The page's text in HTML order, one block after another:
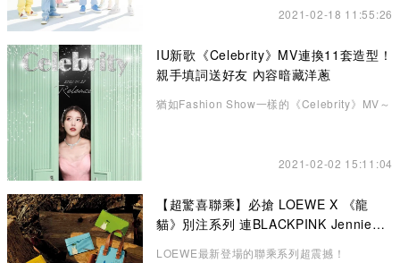
2021-02-18 11:55:26
IU新歌《Celebrity》MV連換11套造型！
親手填詞送好友 內容暗藏洋蔥
猶如Fashion Show一樣的《Celebrity》MV～
2021-02-02 15:11:04
【超驚喜聯乘】必搶 LOEWE X 《龍
貓》別注系列 連BLACKPINK Jennie也
LOEWE最新登場的聯乘系列超震撼！